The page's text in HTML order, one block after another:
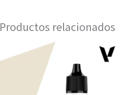
Productos relacionados